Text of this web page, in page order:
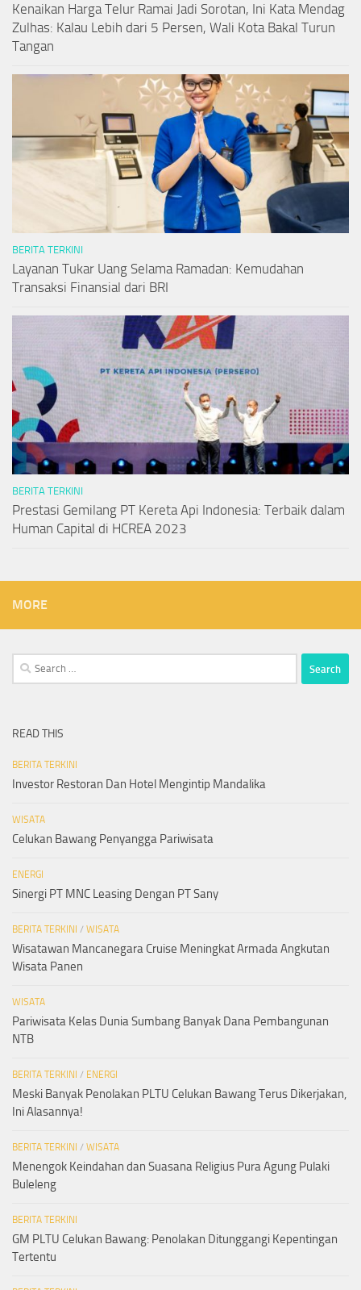
Kenaikan Harga Telur Ramai Jadi Sorotan, Ini Kata Mendag
Zulhas: Kalau Lebih dari 5 Persen, Wali Kota Bakal Turun
Tangan
BERITA TERKINI
Layanan Tukar Uang Selama Ramadan: Kemudahan
Transaksi Finansial dari BRI
BERITA TERKINI
Prestasi Gemilang PT Kereta Api Indonesia: Terbaik dalam
Human Capital di HCREA 2023
MORE
Search
for:
READ THIS
BERITA TERKINI
Investor Restoran Dan Hotel Mengintip Mandalika
WISATA
Celukan Bawang Penyangga Pariwisata
ENERGI
Sinergi PT MNC Leasing Dengan PT Sany
BERITA TERKINI / WISATA
Wisatawan Mancanegara Cruise Meningkat Armada Angkutan
Wisata Panen
WISATA
Pariwisata Kelas Dunia Sumbang Banyak Dana Pembangunan
NTB
BERITA TERKINI / ENERGI
Meski Banyak Penolakan PLTU Celukan Bawang Terus Dikerjakan,
Ini Alasannya!
BERITA TERKINI / WISATA
Menengok Keindahan dan Suasana Religius Pura Agung Pulaki
Buleleng
BERITA TERKINI
GM PLTU Celukan Bawang: Penolakan Ditunggangi Kepentingan
Tertentu